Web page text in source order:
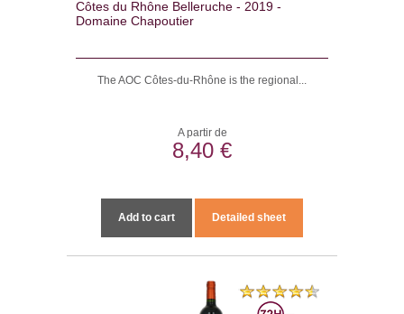
Côtes du Rhône Belleruche - 2019 -
Domaine Chapoutier
The AOC Côtes-du-Rhône is the regional...
A partir de
8,40 €
Add to cart Detailed sheet